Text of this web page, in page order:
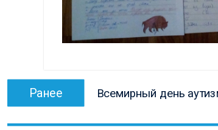
Навигация
записям
Ранее
запись:
Всемирный день